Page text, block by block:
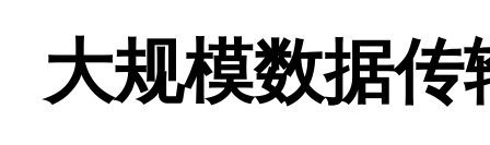
大规模数据传